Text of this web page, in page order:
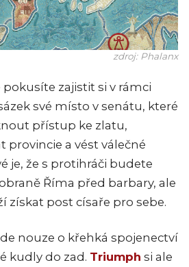
zdroj: Phalanx
zajistit si v rámci
své místo v senátu, které
přístup ke zlatu,
provincie a vést válečné
je, že s protihráči budete
Říma před barbary, ale
získat post císaře pro sebe.
nouze o křehká spojenectví
kudly do zad. Triumph si ale